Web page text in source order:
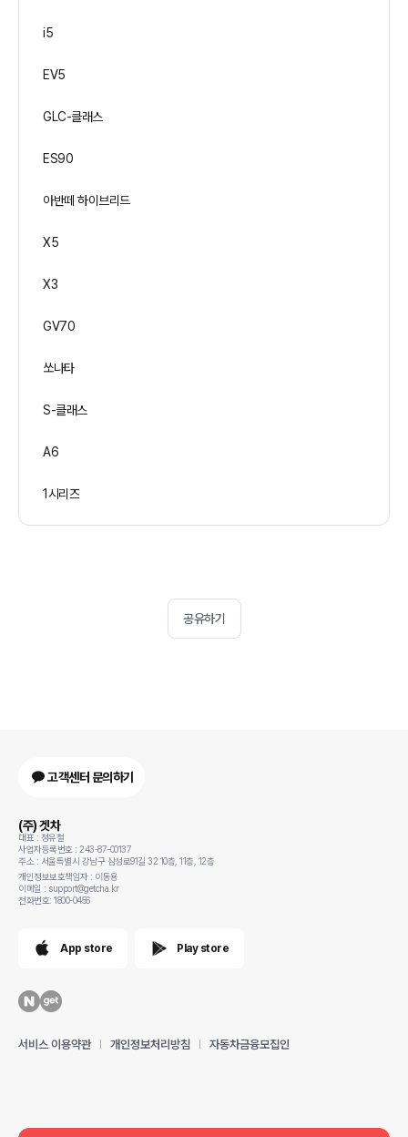
i5
EV5
GLC-클래스
ES90
아반떼 하이브리드
X5
X3
GV70
쏘나타
S-클래스
A6
1시리즈
공유하기
고객센터 문의하기
(주) 겟차
대표 : 정유철
사업자등록번호 : 243-87-00137
주소 : 서울특별시 강남구 삼성로91길 32 10층, 11층, 12층
개인정보보호책임자 : 이동용
이메일 : support@getcha.kr
전화번호: 1800-0456
App store Play store
서비스 이용약관 개인정보처리방침 자동차금융모집인